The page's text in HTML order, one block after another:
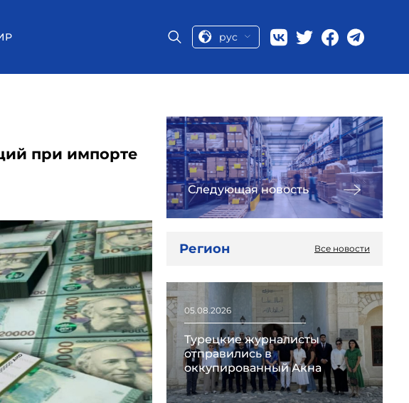
рус
при импорте
Следующая новость
Регион Все новости
05.08.2026
Турецкие журналисты
отправились в
оккупированный Акна